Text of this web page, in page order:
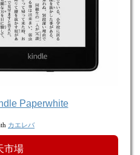
Paperwhite
カエレバ
市場